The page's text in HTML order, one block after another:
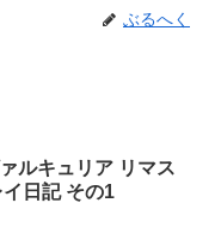
ぶるへく
ルキュリア リマス
日記 その1